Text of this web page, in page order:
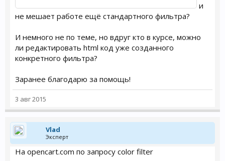
и
не мешает работе ещё стандартного фильтра?
И немного не по теме, но вдруг кто в курсе, можно
ли редактировать html код уже созданного
конкретного фильтра?
Заранее благодарю за помощь!
3 авг 2015
Vlad
Эксперт
На opencart.com по запросу color filter